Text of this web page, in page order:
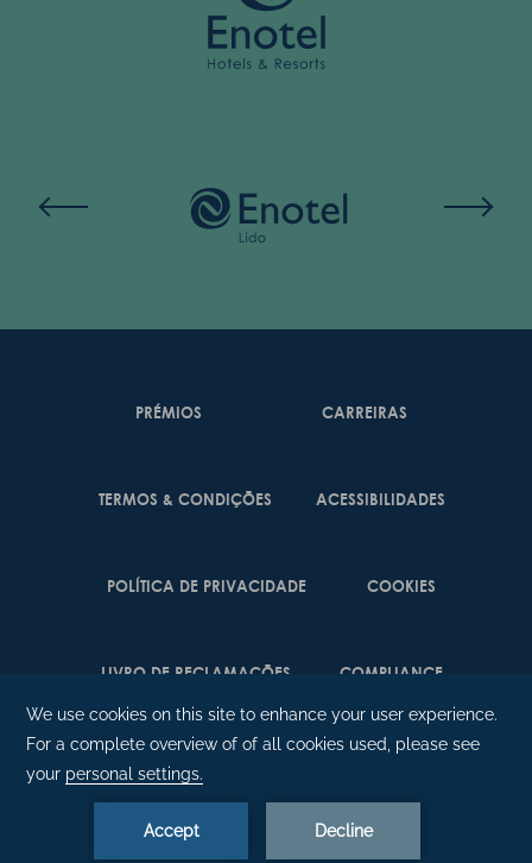
PRÉMIOS CARREIRAS
TERMOS & CONDIÇÕES ACESSIBILIDADES
POLÍTICA DE PRIVACIDADE COOKIES
LIVRO DE RECLAMAÇÕES COMPLIANCE
©2026Enotel Santo da Serra |